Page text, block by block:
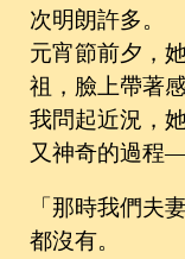
次明朗許多。
元宵節前夕，
祖，臉上帶著
我問起近況，
又神奇的過
「那時我們夫
都沒有。